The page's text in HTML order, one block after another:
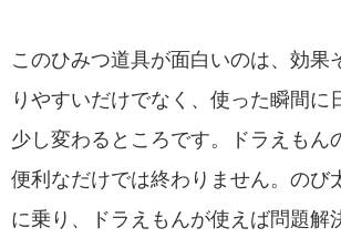
このひみつ道具が面白いのは、効果
りやすいだけでなく、使った瞬間に
少し変わるところです。ドラえもん
便利なだけでは終わりません。のび
に乗り、ドラえもんが使えば問題解